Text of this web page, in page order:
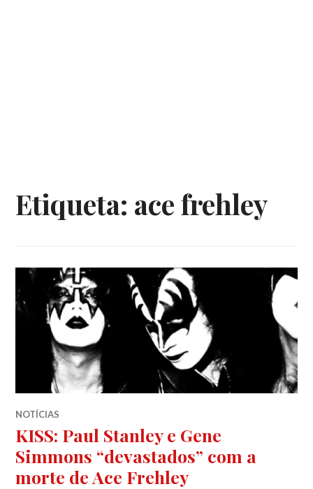
Etiqueta: ace frehley
NOTÍCIAS
KISS: Paul Stanley e Gene
Simmons “devastados” com a
morte de Ace Frehley